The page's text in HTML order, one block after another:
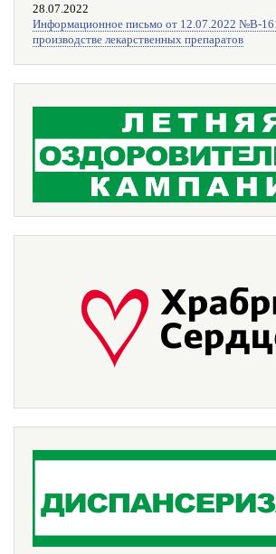
28.07.2022
Информационное письмо от 12.07.2022 №В-
производстве лекарственных препаратов